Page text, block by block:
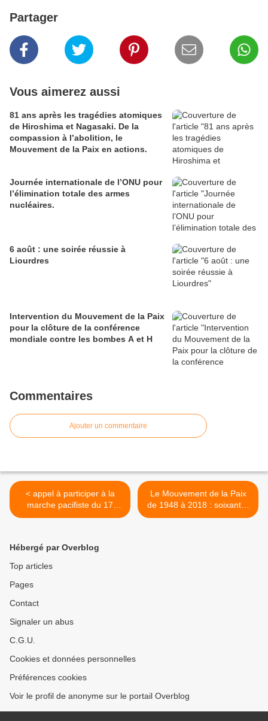
Partager
Vous aimerez aussi
81 ans après les tragédies atomiques
de Hiroshima et Nagasaki. De la
compassion à l’abolition, le
Mouvement de la Paix en actions.
Journée internationale de l’ONU pour
l’élimination totale des armes
nucléaires.
6 août : une soirée réussie à
Liourdres
Intervention du Mouvement de la Paix
pour la clôture de la conférence
mondiale contre les bombes A et H
Commentaires
Ajouter un commentaire
< appel à participer à la
marche pacifiste du 17
février à Tulle
Le Mouvement de la Paix
de 1948 à 2018 : soixante-
dix ans de lutte pour la Paix
Hébergé par Overblog
Top articles
Pages
Contact
Signaler un abus
C.G.U.
Cookies et données personnelles
Préférences cookies
Voir le profil de anonyme sur le portail Overblog